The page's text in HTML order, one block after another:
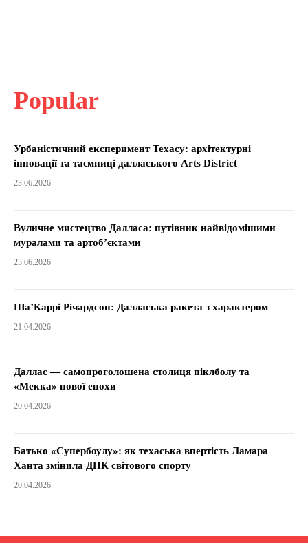
Popular
Урбаністичний експеримент Техасу: архітектурні
інновації та таємниці далласького Arts District
23.06.2026
Вуличне мистецтво Далласа: путівник найвідомішими
муралами та артоб’єктами
23.06.2026
Ша’Каррі Річардсон: Далласька ракета з характером
21.04.2026
Даллас — самопроголошена столиця піклболу та
«Мекка» нової епохи
20.04.2026
Батько «Супербоулу»: як техаська впертість Ламара
Ханта змінила ДНК світового спорту
20.04.2026